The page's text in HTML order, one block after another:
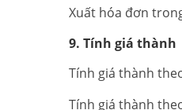
Xuất hóa đơn
9. Tính giá thành
Tính giá thành
Tính giá thành